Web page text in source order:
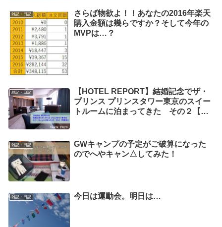
雑記・日記
さらば物欲よ！！あなたの2016年楽天
購入金額は幾らですか？そして今年の
MVPは…？
雑記・日記
【HOTEL REPORT】結婚記念でザ・
プリンス プリンスタワー東京のスイー
トルームに泊まってきた その２【施
雑記・日記
GWキャンプの予定がご破算になった
のでへやキャン△してみた！
雑記・日記 今日は運動会。明日は…